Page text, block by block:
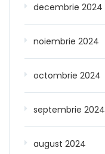
decembrie 2024
noiembrie 2024
octombrie 2024
septembrie 2024
august 2024